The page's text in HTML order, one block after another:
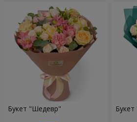
Букет "Шедевр"